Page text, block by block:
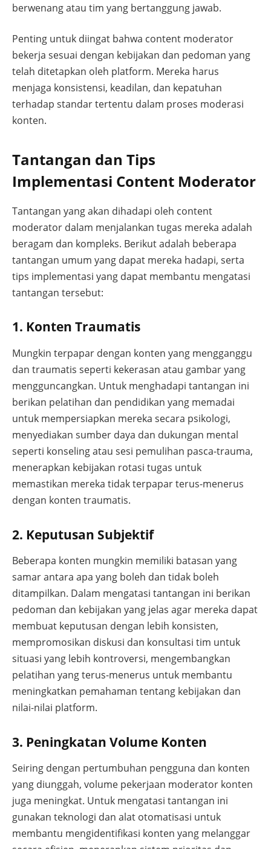
berwenang atau tim yang bertanggung jawab.
Penting untuk diingat bahwa content moderator
bekerja sesuai dengan kebijakan dan pedoman yang
telah ditetapkan oleh platform. Mereka harus
menjaga konsistensi, keadilan, dan kepatuhan
terhadap standar tertentu dalam proses moderasi
konten.
Tantangan dan Tips
Implementasi Content Moderator
Tantangan yang akan dihadapi oleh content
moderator dalam menjalankan tugas mereka adalah
beragam dan kompleks. Berikut adalah beberapa
tantangan umum yang dapat mereka hadapi, serta
tips implementasi yang dapat membantu mengatasi
tantangan tersebut:
1. Konten Traumatis
Mungkin terpapar dengan konten yang mengganggu
dan traumatis seperti kekerasan atau gambar yang
mengguncangkan. Untuk menghadapi tantangan ini
berikan pelatihan dan pendidikan yang memadai
untuk mempersiapkan mereka secara psikologi,
menyediakan sumber daya dan dukungan mental
seperti konseling atau sesi pemulihan pasca-trauma,
menerapkan kebijakan rotasi tugas untuk
memastikan mereka tidak terpapar terus-menerus
dengan konten traumatis.
2. Keputusan Subjektif
Beberapa konten mungkin memiliki batasan yang
samar antara apa yang boleh dan tidak boleh
ditampilkan. Dalam mengatasi tantangan ini berikan
pedoman dan kebijakan yang jelas agar mereka dapat
membuat keputusan dengan lebih konsisten,
mempromosikan diskusi dan konsultasi tim untuk
situasi yang lebih kontroversi, mengembangkan
pelatihan yang terus-menerus untuk membantu
meningkatkan pemahaman tentang kebijakan dan
nilai-nilai platform.
3. Peningkatan Volume Konten
Seiring dengan pertumbuhan pengguna dan konten
yang diunggah, volume pekerjaan moderator konten
juga meningkat. Untuk mengatasi tantangan ini
gunakan teknologi dan alat otomatisasi untuk
membantu mengidentifikasi konten yang melanggar